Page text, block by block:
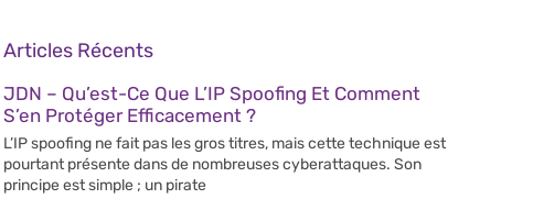
Articles Récents
JDN – Qu’est-Ce Que L’IP Spoofing Et Comment
S’en Protéger Efficacement ?
L’IP spoofing ne fait pas les gros titres, mais cette technique est
pourtant présente dans de nombreuses cyberattaques. Son
principe est simple ; un pirate